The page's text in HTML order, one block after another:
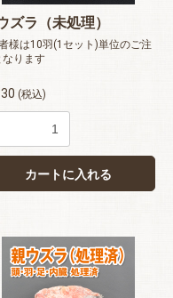
ズラ（未処理）
様は10羽(1セット)単位のご注
なります
(税込)
カートに入れる